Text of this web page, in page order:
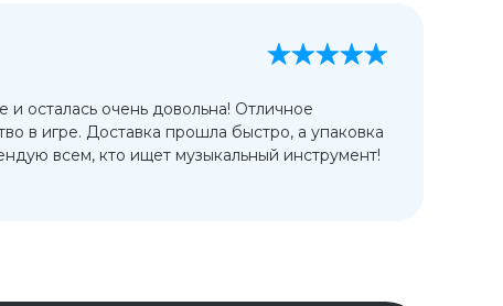
и осталась очень довольна! Отличное
в игре. Доставка прошла быстро, а упаковка
всем, кто ищет музыкальный инструмент!